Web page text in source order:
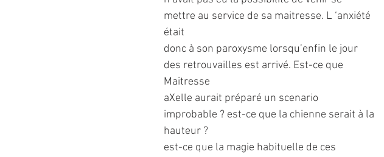
mettre au service de sa maitresse. L ‘anxiété
était
donc à son paroxysme lorsqu’enfin le jour
des retrouvailles est arrivé. Est-ce que
Maitresse
aXelle aurait préparé un scenario
improbable ? est-ce que la chienne serait à la
hauteur ?
est-ce que la magie habituelle de ces